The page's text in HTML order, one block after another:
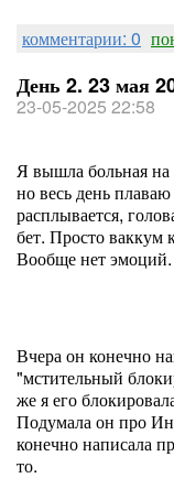
комментарии: 0
День 2. 23 мая
23-05-2025 22:58
Я вышла больная на
но весь день
расплывается,
бет. Просто ваккум
Вообще нет
Вчера он конечно
"мстительный
же я его
Подумала он про
конечно написала
то.